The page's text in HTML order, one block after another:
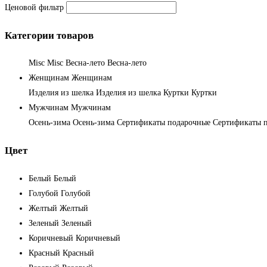
Ценовой фильтр
Категории товаров
Misc Misc Весна-лето Весна-лето
Женщинам Женщинам
Изделия из шелка Изделия из шелка Куртки Куртки
Мужчинам Мужчинам
Осень-зима Осень-зима Сертификаты подарочные Сертификаты
Цвет
Белый Белый
Голубой Голубой
Желтый Желтый
Зеленый Зеленый
Коричневый Коричневый
Красный Красный